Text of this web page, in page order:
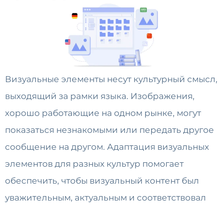
Визуальные элементы несут культурный смысл,
выходящий за рамки языка. Изображения,
хорошо работающие на одном рынке, могут
показаться незнакомыми или передать другое
сообщение на другом. Адаптация визуальных
элементов для разных культур помогает
обеспечить, чтобы визуальный контент был
уважительным, актуальным и соответствовал